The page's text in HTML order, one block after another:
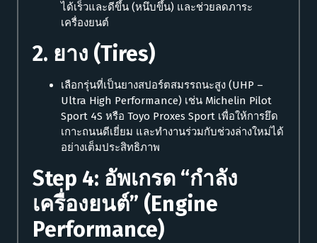
ได้เร็วและดีขึ้น (หนึบขึ้น) และช่วยลดภาระ
เครื่องยนต์
2. ยาง (Tires)
เลือกรุ่นที่เป็นยางสปอร์ตสมรรถนะสูง (UHP –
Ultra High Performance) เช่น Michelin Pilot
Sport 4S หรือ Toyo Proxes Sport เพื่อให้การยึด
เกาะถนนดีเยี่ยม และทำงานร่วมกับช่วงล่างใหม่ได้
อย่างเต็มประสิทธิภาพ
Step 4: อัพเกรด “กำลัง
เครื่องยนต์” (Engine
Performance)